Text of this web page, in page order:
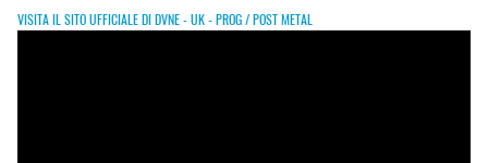
VISITA IL SITO UFFICIALE DI DVNE - UK - PROG / POST METAL